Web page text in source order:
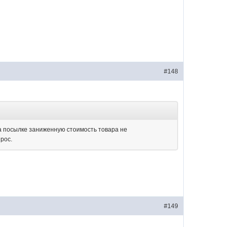
#148
заниженную стоимость товара не
#149